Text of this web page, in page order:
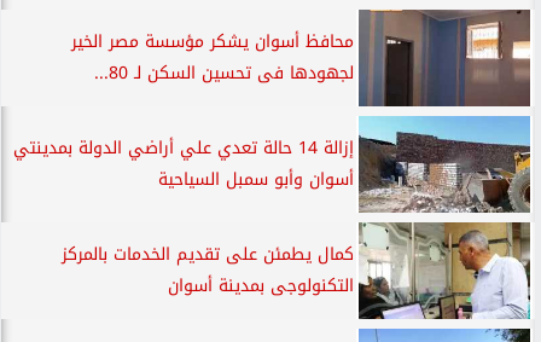
محافظ أسوان يشكر مؤسسة مصر الخير
لجهودها فى تحسين السكن لـ 80...
إزالة 14 حالة تعدي علي أراضي الدولة بمدينتي
أسوان وأبو سمبل السياحية
كمال يطمئن على تقديم الخدمات بالمركز
التكنولوجى بمدينة أسوان